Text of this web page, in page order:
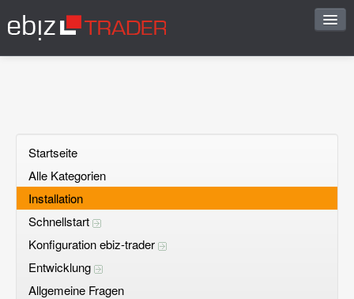
Frage stellen
Offene Fragen
Registrieren
Einloggen
Startseite
Alle Kategorien
Installation
Schnellstart
Konfiguration ebiz-trader
Entwicklung
Allgemeine Fragen